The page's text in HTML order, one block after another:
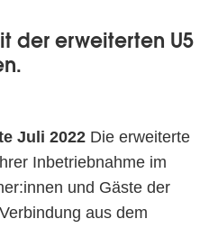
der erweiterten U5
Juli 2022 Die erweiterte
Inbetriebnahme im
und Gäste der
aus dem